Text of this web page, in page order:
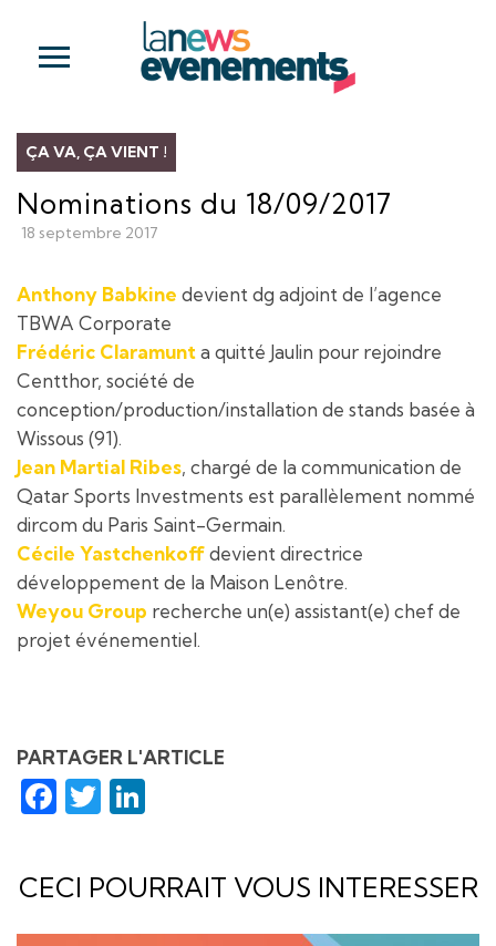
ÇA VA, ÇA VIENT !
Nominations du 18/09/2017
18 septembre 2017
Anthony Babkine devient dg adjoint de l’agence
TBWA Corporate
Frédéric Claramunta quitté Jaulin pour rejoindre
Centthor, société de
conception/production/installation de stands basée à
Wissous (91).
Jean Martial Ribes, chargé de la communication de
Qatar Sports Investments est parallèlement nommé
dircom du Paris Saint-Germain.
Cécile Yastchenkoffdevient directrice
développement de la Maison Lenôtre.
Weyou Group recherche un(e) assistant(e) chef de
projet événementiel.
PARTAGER L'ARTICLE
Facebook
Twitter
CECI POURRAIT VOUS INTERESSER